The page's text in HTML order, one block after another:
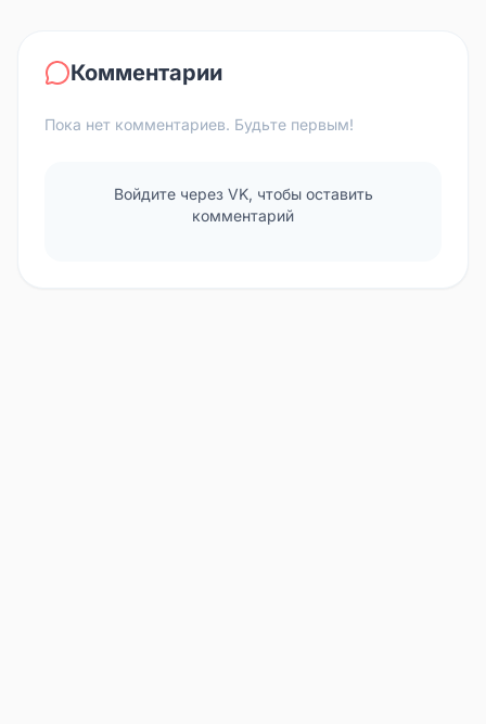
Комментарии
Пока нет комментариев. Будьте первым!
Войдите через VK, чтобы оставить
комментарий